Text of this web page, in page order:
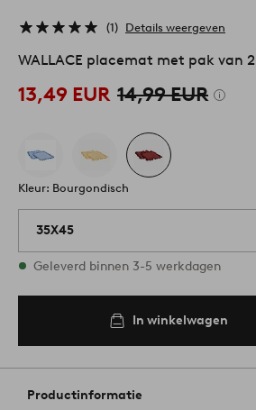
1 Details weergeven
WALLACE placemat met pak van 2
13,49 EUR 14,99 EUR
Kleur: Bourgondisch
35X45
Op voorraad
Geleverd binnen 3-5 werkdagen
In winkelwagen
Productinformatie